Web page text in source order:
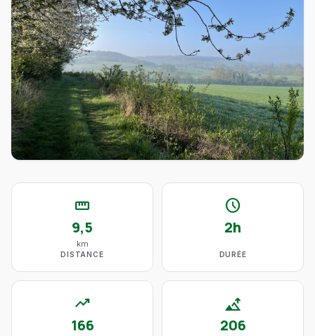
straighten
9,5
km
DISTANCE
schedule
2h
DURÉE
trending_up
166
altitude
206